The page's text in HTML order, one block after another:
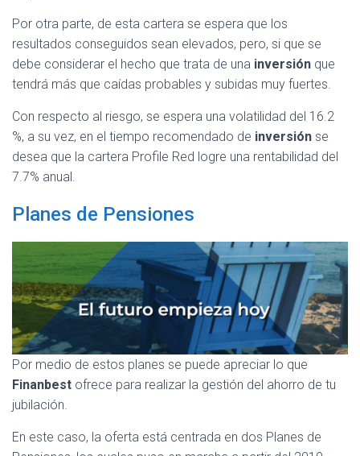
Por otra parte, de esta cartera se espera que los
resultados conseguidos sean elevados, pero, si que se
debe considerar el hecho que trata de una inversión que
tendrá más que caídas probables y subidas muy fuertes.
Con respecto al riesgo, se espera una volatilidad del 16.2
%, a su vez, en el tiempo recomendado de inversión se
desea que la cartera Profile Red logre una rentabilidad del
7.7% anual.
Planes de Pensiones
Por medio de estos planes se puede apreciar lo que
Finanbest ofrece para realizar la gestión del ahorro de tu
jubilación.
En este caso, la oferta está centrada en dos Planes de